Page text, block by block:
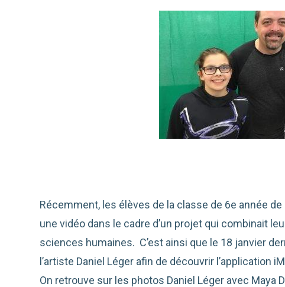
Récemment, les élèves de la classe de 6e année
une vidéo dans le cadre d’un projet qui combinait
sciences humaines. C’est ainsi que le 18 janvier
l’artiste Daniel Léger afin de découvrir l’application
On retrouve sur les photos Daniel Léger avec Maya